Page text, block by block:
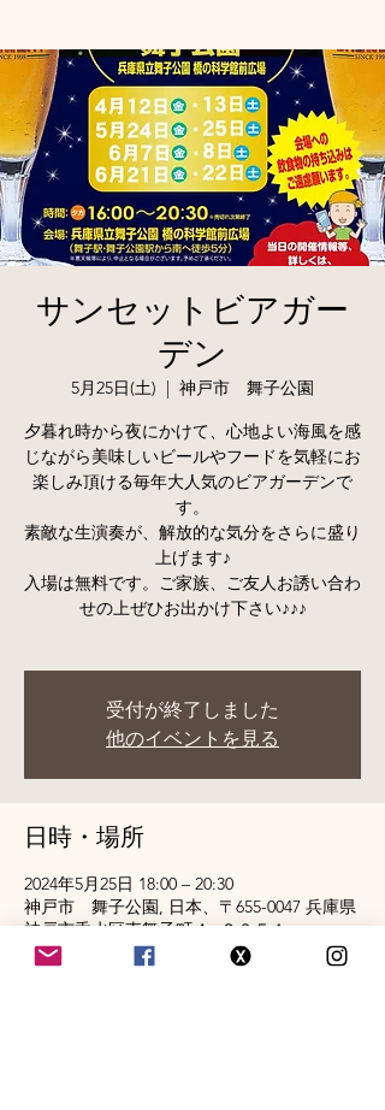
サンセットビアガー
デン
5月25日(土)
  |
神戸市 舞子公園
夕暮れ時から夜にかけて、心地よい海風を感
じながら美味しいビールやフードを気軽にお
楽しみ頂ける毎年大人気のビアガーデンで
す。
素敵な生演奏が、解放的な気分をさらに盛り
上げます♪
入場は無料です。ご家族、ご友人お誘い合わ
せの上ぜひお出かけ下さい♪♪♪
受付が終了しました
他のイベントを見る
日時・場所
2024年5月25日 18:00 – 20:30
神戸市 舞子公園, 日本、〒655-0047 兵庫県
神戸市垂水区東舞子町４−２０５１